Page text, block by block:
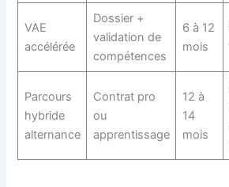
VAE
accélérée
Dossier +
validation de
compétences
6 à 12
mois
Parcours
hybride
alternance
Contrat pro
ou
apprentissage
12 à
14
mois